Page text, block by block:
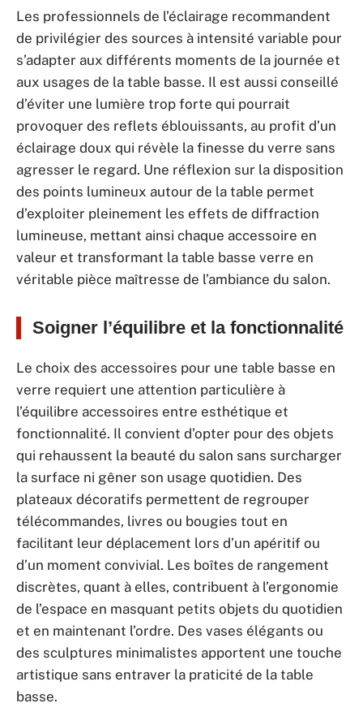
Les professionnels de l’éclairage recommandent
de privilégier des sources à intensité variable pour
s’adapter aux différents moments de la journée et
aux usages de la table basse. Il est aussi conseillé
d’éviter une lumière trop forte qui pourrait
provoquer des reflets éblouissants, au profit d’un
éclairage doux qui révèle la finesse du verre sans
agresser le regard. Une réflexion sur la disposition
des points lumineux autour de la table permet
d’exploiter pleinement les effets de diffraction
lumineuse, mettant ainsi chaque accessoire en
valeur et transformant la table basse verre en
véritable pièce maîtresse de l’ambiance du salon.
Soigner l’équilibre et la fonctionnalité
Le choix des accessoires pour une table basse en
verre requiert une attention particulière à
l’équilibre accessoires entre esthétique et
fonctionnalité. Il convient d’opter pour des objets
qui rehaussent la beauté du salon sans surcharger
la surface ni gêner son usage quotidien. Des
plateaux décoratifs permettent de regrouper
télécommandes, livres ou bougies tout en
facilitant leur déplacement lors d’un apéritif ou
d’un moment convivial. Les boîtes de rangement
discrètes, quant à elles, contribuent à l’ergonomie
de l’espace en masquant petits objets du quotidien
et en maintenant l’ordre. Des vases élégants ou
des sculptures minimalistes apportent une touche
artistique sans entraver la praticité de la table
basse.